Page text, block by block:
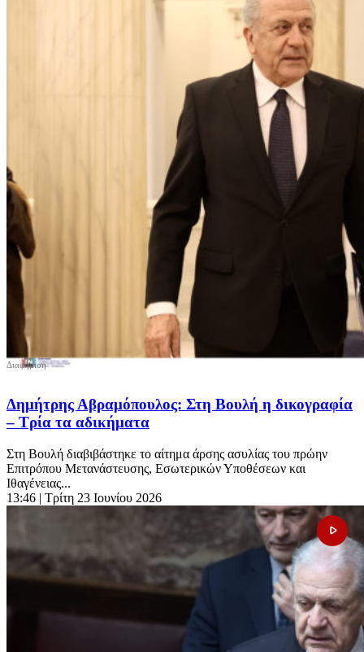
Δημήτρης Αβραμόπουλος: Στη Βουλή η δικογραφία
– Τρία τα αδικήματα
Στη Βουλή διαβιβάστηκε το αίτημα άρσης ασυλίας του πρώην
Επιτρόπου Μετανάστευσης, Εσωτερικών Υποθέσεων και
Ιθαγένειας...
13:46 | Τρίτη 23 Ιουνίου 2026